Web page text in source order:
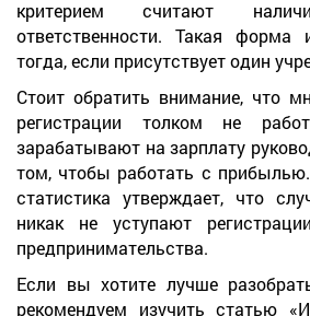
критерием считают
ответственности. Такая форма
тогда, если присутствует один
Стоит обратить внимание, что
регистрации толком не
зарабатывают на зарплату
том, чтобы работать с
статистика утверждает, что
никак не уступают
предпринимательства.
Если вы хотите лучше
рекомендуем изучить статью